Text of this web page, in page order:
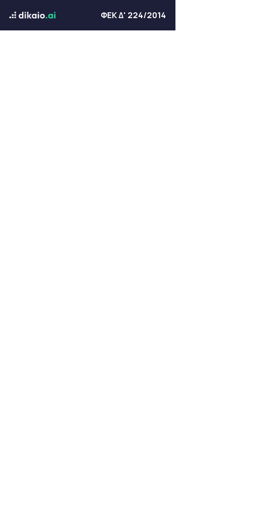
ΦΕΚ Δ' 224/2014